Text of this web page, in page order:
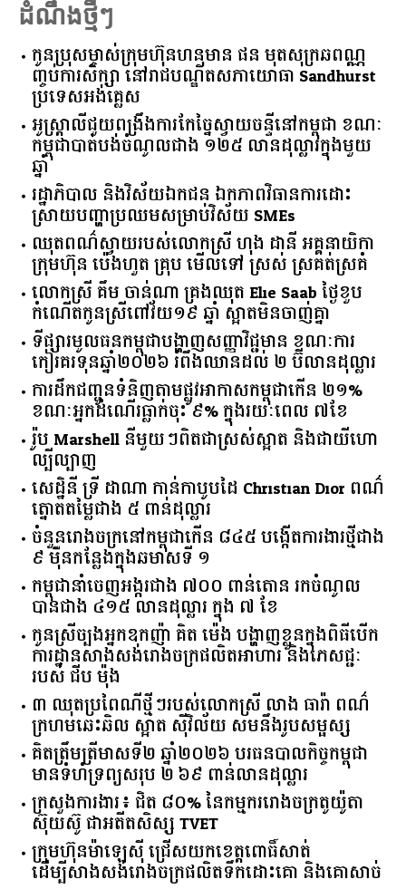
ដំណឹងថ្មីៗ
កូនប្រុសម្ចាស់ក្រុមហ៊ុនហនុមាន ផន មុតសុក្រឆពណ្ណ
ញ្ចប់ការសិក្សា នៅរាជបណ្ឌិតសភាយោធា Sandhurst
ប្រទេសអង់គ្លេស
អូស្ត្រាលី​ជួយ​ពង្រឹង​ការ​កែច្នៃ​ស្វាយចន្ទី​នៅ​កម្ពុជា​ ​ខណៈ​
កម្ពុជា​បាត់បង់​ចំណូល​ជាង​ ​១២៥​ ​លាន​ដុល្លារ​ក្នុង​មួយ​
ឆ្នាំ​
រដ្ឋាភិបាល​ ​និង​វិស័យ​ឯកជន ​ឯកភាព​វិធានការ​ដោះ
ស្រាយ​បញ្ហា​ប្រឈម​​សម្រាប់​វិស័យ​ ​SMEs​
ឈុតពណ៌ស្វាយរបស់លោកស្រី ហុង ដានី អគ្គ​នាយិកា​
ក្រុមហ៊ុន ប៉េងហួត គ្រុប មើលទៅ ស្រស់ ស្រគត់ស្រគំ
លោកស្រី គឹម ចាន់ណា គ្រងឈុត Elie Saab ថ្ងៃខួប
កំណើតកូនស្រីពៅវ័យ១៩ ឆ្នាំ ស្អាតមិនចាញ់គ្នា
ទីផ្សារ​មូលធន​កម្ពុជា​បង្ហាញ​សញ្ញា​វិជ្ជមាន​ ​ខណៈ​ការ​
កៀរគរ​ទុន​ឆ្នាំ​២០២៦​ ​រំពឹង​ឈានដល់​ ​២​ ​ប៊ីលាន​ដុល្លារ​
ការដឹកជញ្ជូនទំនិញតាមផ្លូវអាកាសកម្ពុជាកើន ២១%
ខណៈអ្នកដំណើរធ្លាក់ចុះ ៩% ក្នុងរយៈពេល ៧ខែ
រ៉ូប Marshell នីមួយៗពិតជាស្រស់ស្អាត និងជាយីហោ
ល្បីល្បាញ
សេដ្ឋិនី ទ្រី ដាណា កាន់កាបូបដៃ Christian Dior ពណ៌
ត្នោតតម្លៃជាង ៥ ពាន់ដុល្លារ
ចំនួន​រោងចក្រ​នៅ​កម្ពុជា​កើន​ ​៨៤៥​ ​បង្កើត​ការងារ​ថ្មី​ជាង​
​៩​ ​ម៉ឺន​កន្លែង​ក្នុង​ឆមាស​ទី ​១​
កម្ពុជានាំចេញអង្ករជាង ៧០០ ពាន់តោន រកចំណូល
បានជាង ៤១៥ លានដុល្លារ ក្នុង ៧ ខែ
កូនស្រីច្បងអ្នកឧកញ៉ា គិត ម៉េង បង្ហាញខ្លួនក្នុងពិធីបើក
ការដ្ឋានសាងសង់រោងចក្រផលិតអាហារ និងភេសជ្ជៈ
របស់ ជីប ម៉ុង
៣ ឈុតប្រពៃណីថ្មីៗរបស់លោកស្រី លាង ធារ៉ា ពណ៌
ក្រហមឆេះឆិល ស្អាត ​ស៊ីវិល័យ សមនឹងរូបសម្ផស្ស
គិត​ត្រឹមត្រីមាស​ទី​២​ ​ឆ្នាំ​២០២៦​ បរធន​បាលកិច្ច​កម្ពុជា​ ​
មាន​ទំហំ​ទ្រព្យ​សរុប​ ​២.៦៩​ ​ពាន់លាន​ដុល្លារ​
ក្រសួង​ការងារ​៖ ​ជិត​ ​៨០​% ​នៃ​កម្មករ​រោងចក្រ​តូយ៉ូតា ​
ស៊ុយ​ស៊ូ ​ជា​អតីត​សិស្ស​ ​TVET​
ក្រុមហ៊ុន​ម៉ាឡេស៊ី ជ្រើសយកខេត្ដពោធិ៍សាត់
ដើម្បីសាងសង់រោងចក្រផលិតទឹកដោះគោ និងគោសាច់